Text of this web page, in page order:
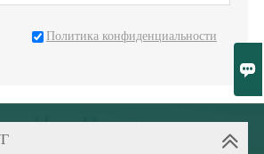

Политика конфиденциальности